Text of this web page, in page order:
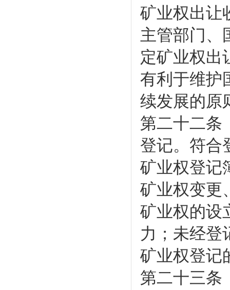
矿业权出让
主管部门、
定矿业权出
有利于维护
续发展的原
第二十二
登记。符合
矿业权登记
矿业权变更
矿业权的设
力；未经登
矿业权登记
第二十三